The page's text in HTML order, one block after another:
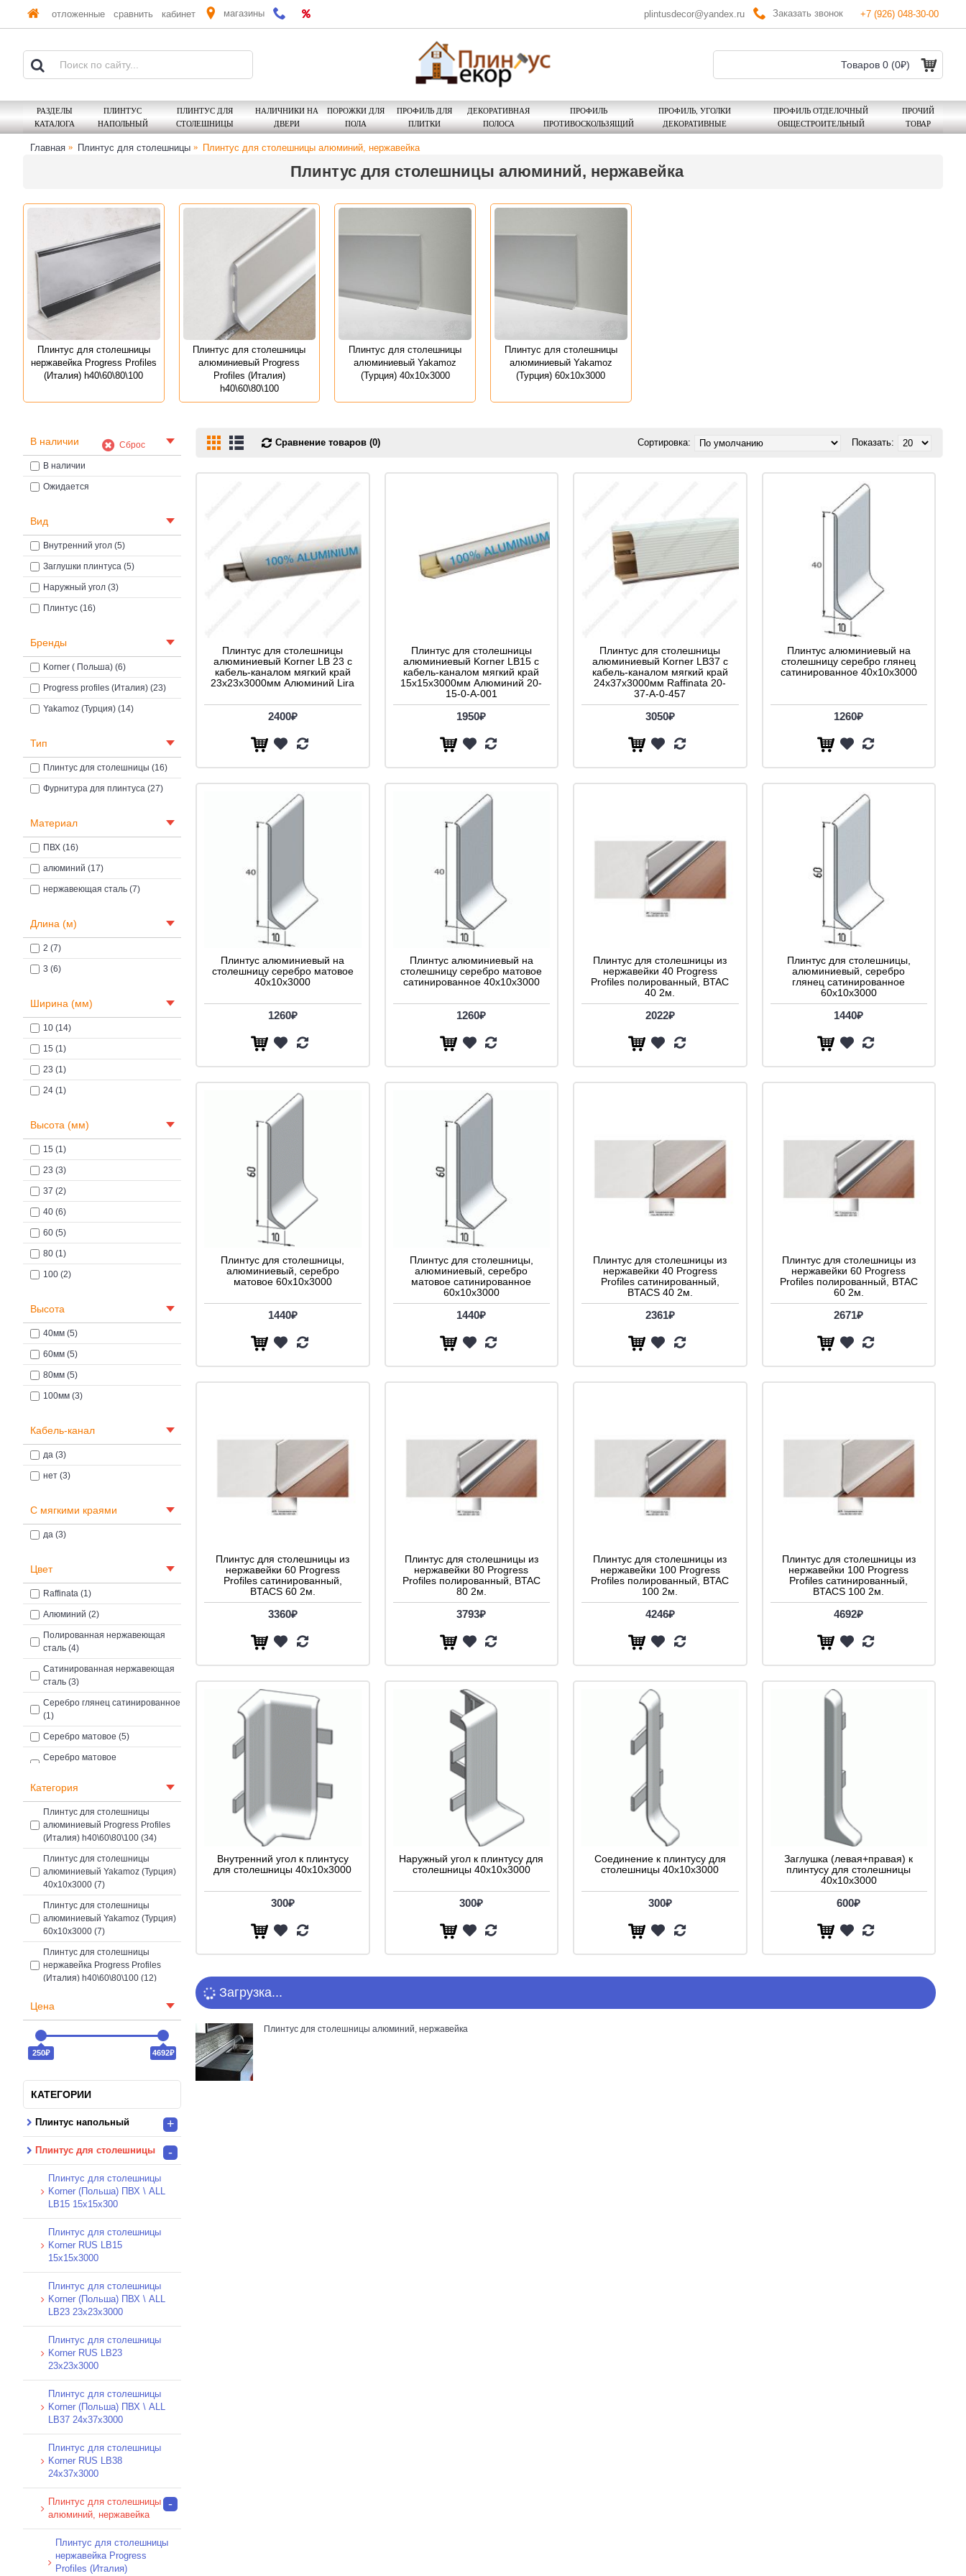
отложенные сравнить кабинет магазины plintusdecor@yandex.ru Заказать звонок +7 (926) 048-30-00
Товаров 0 (0₽)
РАЗДЕЛЫ
КАТАЛОГА
ПЛИНТУС
НАПОЛЬНЫЙ
ПЛИНТУС ДЛЯ
СТОЛЕШНИЦЫ
НАЛИЧНИКИ НА
ДВЕРИ
ПОРОЖКИ ДЛЯ
ПОЛА
ПРОФИЛЬ ДЛЯ
ПЛИТКИ
ДЕКОРАТИВНАЯ
ПОЛОСА
ПРОФИЛЬ
ПРОТИВОСКОЛЬЗЯЩИЙ
ПРОФИЛЬ, УГОЛКИ
ДЕКОРАТИВНЫЕ
ПРОФИЛЬ ОТДЕЛОЧНЫЙ
ОБЩЕСТРОИТЕЛЬНЫЙ
ПРОЧИЙ
ТОВАР
Главная Плинтус для столешницы Плинтус для столешницы алюминий, нержавейка
Плинтус для столешницы алюминий, нержавейка
Плинтус для столешницы
нержавейка Progress Profiles
(Италия) h40\60\80\100
Плинтус для столешницы
алюминиевый Progress
Profiles (Италия)
h40\60\80\100
Плинтус для столешницы
алюминиевый Yakamoz
(Турция) 40х10х3000
Плинтус для столешницы
алюминиевый Yakamoz
(Турция) 60х10х3000
Сброс
В наличии
В наличии
Ожидается
Вид
Внутренний угол (5)
Заглушки плинтуса (5)
Наружный угол (3)
Плинтус (16)
Бренды
Korner ( Польша) (6)
Progress profiles (Италия) (23)
Yakamoz (Турция) (14)
Тип
Плинтус для столешницы (16)
Фурнитура для плинтуса (27)
Материал
ПВХ (16)
алюминий (17)
нержавеющая сталь (7)
Длина (м)
2 (7)
3 (6)
Ширина (мм)
10 (14)
15 (1)
23 (1)
24 (1)
Высота (мм)
15 (1)
23 (3)
37 (2)
40 (6)
60 (5)
80 (1)
100 (2)
Высота
40мм (5)
60мм (5)
80мм (5)
100мм (3)
Кабель-канал
да (3)
нет (3)
С мягкими краями
да (3)
Цвет
Raffinata (1)
Алюминий (2)
Полированная нержавеющая
сталь (4)
Сатинированная нержавеющая
сталь (3)
Серебро глянец сатинированное
(1)
Серебро матовое (5)
Серебро матовое
Категория
Плинтус для столешницы
алюминиевый Progress Profiles
(Италия) h40\60\80\100 (34)
Плинтус для столешницы
алюминиевый Yakamoz (Турция)
40х10х3000 (7)
Плинтус для столешницы
алюминиевый Yakamoz (Турция)
60х10х3000 (7)
Плинтус для столешницы
нержавейка Progress Profiles
(Италия) h40\60\80\100 (12)
Цена
250₽ 4692₽
КАТЕГОРИИ
Плинтус напольный +
Плинтус для столешницы -
Плинтус для столешницы
Korner (Польша) ПВХ \ ALL
LB15 15x15x300
Плинтус для столешницы
Korner RUS LB15
15x15x3000
Плинтус для столешницы
Korner (Польша) ПВХ \ ALL
LB23 23x23x3000
Плинтус для столешницы
Korner RUS LB23
23x23x3000
Плинтус для столешницы
Korner (Польша) ПВХ \ ALL
LB37 24x37x3000
Плинтус для столешницы
Korner RUS LB38
24x37x3000
Плинтус для столешницы
алюминий, нержавейка
-
Плинтус для столешницы
нержавейка Progress
Profiles (Италия)
Сравнение товаров (0) Показать:
Сортировка:
Плинтус для столешницы
алюминиевый Korner LB 23 с
кабель-каналом мягкий край
23х23x3000мм Алюминий Lira
2400₽
Плинтус для столешницы
алюминиевый Korner LB15 с
кабель-каналом мягкий край
15х15x3000мм Aлюминий 20-
15-0-А-001
1950₽
Плинтус для столешницы
алюминиевый Korner LB37 с
кабель-каналом мягкий край
24х37x3000мм Raffinata 20-
37-A-0-457
3050₽
Плинтус алюминиевый на
столешницу серебро глянец
сатинированное 40x10x3000
1260₽
Плинтус алюминиевый на
столешницу серебро матовое
40x10x3000
1260₽
Плинтус алюминиевый на
столешницу серебро матовое
сатинированное 40x10x3000
1260₽
Плинтус для столешницы из
нержавейки 40 Progress
Profiles полированный, BTAC
40 2м.
2022₽
Плинтус для столешницы,
алюминиевый, серебро
глянец сатинированное
60x10x3000
1440₽
Плинтус для столешницы,
алюминиевый, серебро
матовое 60x10x3000
1440₽
Плинтус для столешницы,
алюминиевый, серебро
матовое сатинированное
60x10x3000
1440₽
Плинтус для столешницы из
нержавейки 40 Progress
Profiles сатинированный,
BTACS 40 2м.
2361₽
Плинтус для столешницы из
нержавейки 60 Progress
Profiles полированный, BTAC
60 2м.
2671₽
Плинтус для столешницы из
нержавейки 60 Progress
Profiles сатинированный,
BTACS 60 2м.
3360₽
Плинтус для столешницы из
нержавейки 80 Progress
Profiles полированный, BTAC
80 2м.
3793₽
Плинтус для столешницы из
нержавейки 100 Progress
Profiles полированный, BTAC
100 2м.
4246₽
Плинтус для столешницы из
нержавейки 100 Progress
Profiles сатинированный,
BTACS 100 2м.
4692₽
Внутренний угол к плинтусу
для столешницы 40x10x3000
300₽
Наружный угол к плинтусу для
столешницы 40x10x3000
300₽
Соединение к плинтусу для
столешницы 40x10x3000
300₽
Заглушка (левая+правая) к
плинтусу для столешницы
40x10x3000
600₽
Загрузка...
Плинтус для столешницы алюминий, нержавейка